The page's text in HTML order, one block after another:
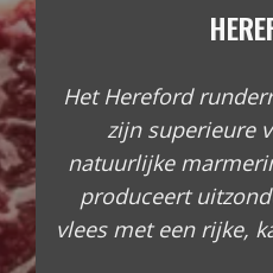
Het Hereford
zijn superieure
natuurlijke
produceert
vlees met een rijke,